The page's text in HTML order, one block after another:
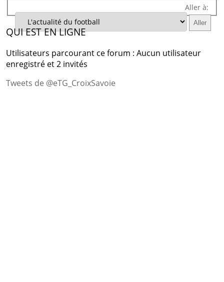
Aller à:
QUI EST EN LIGNE
Utilisateurs parcourant ce forum : Aucun utilisateur
enregistré et 2 invités
Tweets de @eTG_CroixSavoie